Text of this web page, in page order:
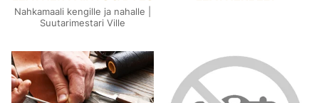
Nahkamaali kengille ja nahalle |
Suutarimestari Ville